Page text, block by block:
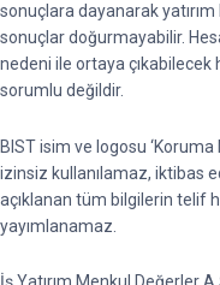
sonuçlara dayanarak
sonuçlar doğurmayabilir.
nedeni ile ortaya çıkabilecek
sorumlu değildir.
BIST isim ve logosu
izinsiz kullanılamaz, iktibas
açıklanan tüm bilgilerin telif
yayımlanamaz.